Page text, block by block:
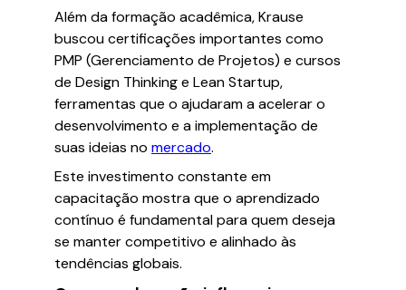
Além da formação acadêmica, Krause
buscou certificações importantes como
PMP (Gerenciamento de Projetos) e cursos
de Design Thinking e Lean Startup,
ferramentas que o ajudaram a acelerar o
desenvolvimento e a implementação de
suas ideias no mercado.
Este investimento constante em
capacitação mostra que o aprendizado
contínuo é fundamental para quem deseja
se manter competitivo e alinhado às
tendências globais.